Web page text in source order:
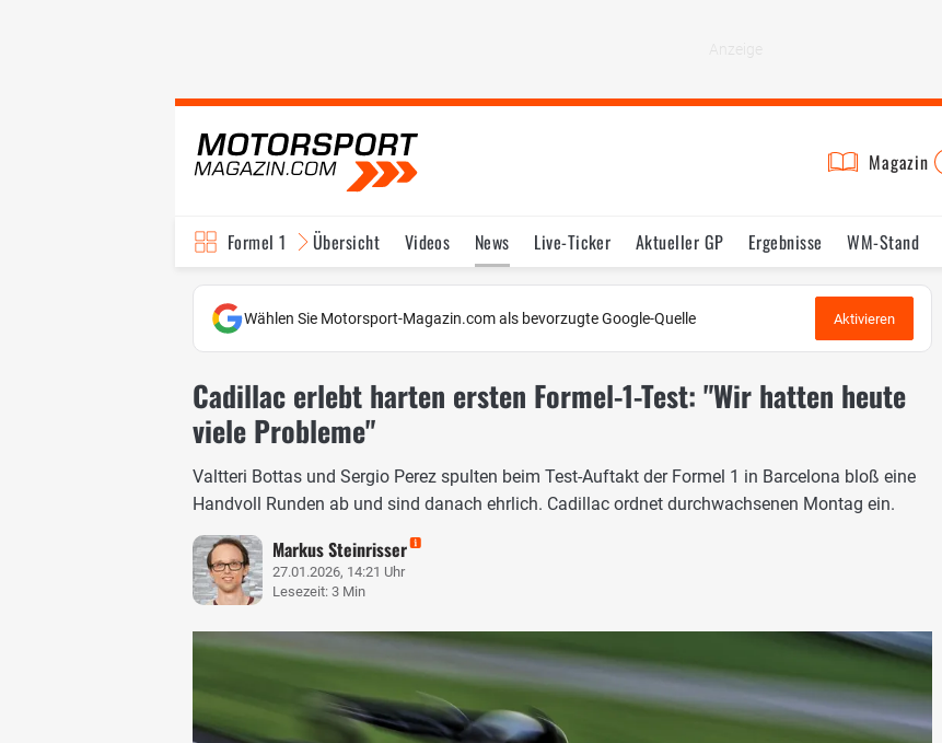
Magazin
Formel 1 Übersicht Videos News Live-Ticker Aktueller GP Ergebnisse WM-Stand
Fahrer & Teams
Bilder Termine Statistik Testfahrten Reglement Lexikon
Wählen Sie Motorsport-Magazin.com als bevorzugte Google-Quelle Aktivieren
Cadillac erlebt harten ersten Formel-1-Test: "Wir hatten heute
viele Probleme"
Valtteri Bottas und Sergio Perez spulten beim Test-Auftakt der Formel 1 in Barcelona bloß eine
Handvoll Runden ab und sind danach ehrlich. Cadillac ordnet durchwachsenen Montag ein.
Markus Steinrisser
27.01.2026, 14:21 Uhr
Lesezeit: 3 Min